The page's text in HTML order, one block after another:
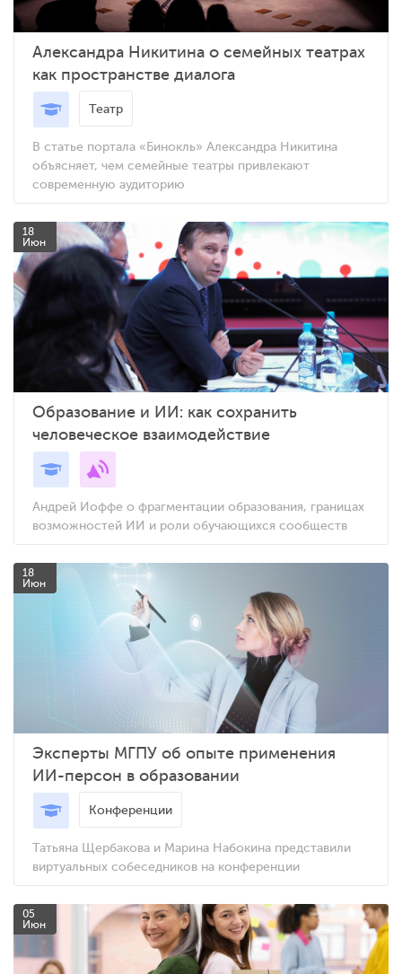
Александра Никитина о семейных театрах
как пространстве диалога
Театр
В статье портала «Бинокль» Александра Никитина
объясняет, чем семейные театры привлекают
современную аудиторию
18
Июн
Образование и ИИ: как сохранить
человеческое взаимодействие
Андрей Иоффе о фрагментации образования, границах
возможностей ИИ и роли обучающихся сообществ
18
Июн
Эксперты МГПУ об опыте применения
ИИ-персон в образовании
Конференции
Татьяна Щербакова и Марина Набокина представили
виртуальных собеседников на конференции
05
Июн